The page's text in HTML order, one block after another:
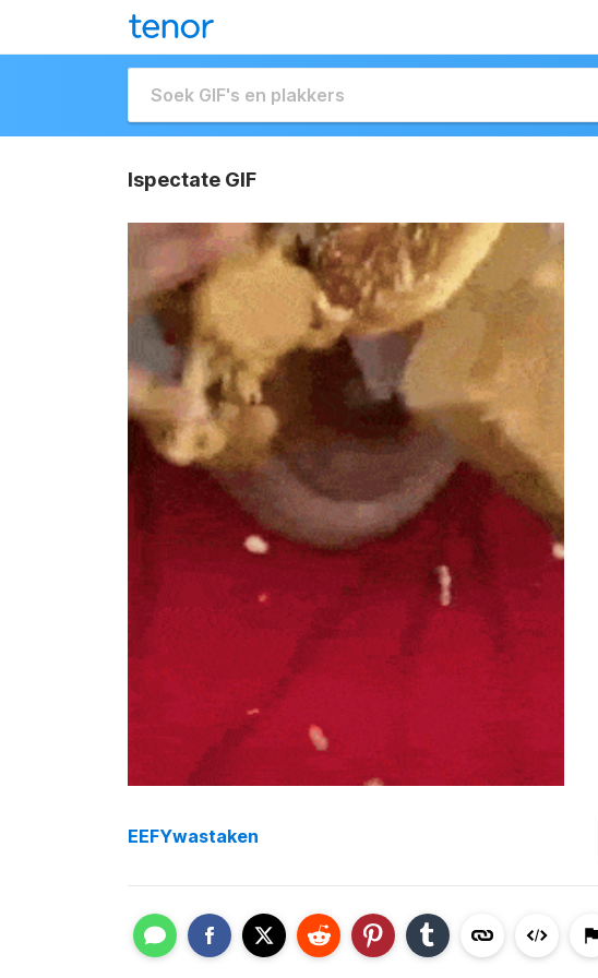
Ispectate GIF
EEFYwastaken